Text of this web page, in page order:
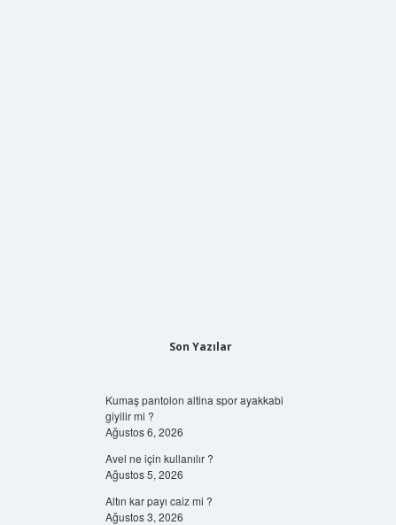
Son Yazılar
Kumaş pantolon altina spor ayakkabi
giyilir mi ?
Ağustos 6, 2026
Avel ne için kullanılır ?
Ağustos 5, 2026
Altın kar payı caiz mi ?
Ağustos 3, 2026